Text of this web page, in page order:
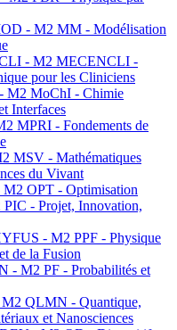
- M2 MM - Modélisation
- M2 MECENCLI -
pour les Cliniciens
M2 MoChI - Chimie
Interfaces
MPRI - Fondements de
MSV - Mathématiques
du Vivant
OPT - Optimisation
- Projet, Innovation,
- M2 PPF - Physique
de la Fusion
- M2 PF - Probabilités et
QLMN - Quantique,
et Nanosciences